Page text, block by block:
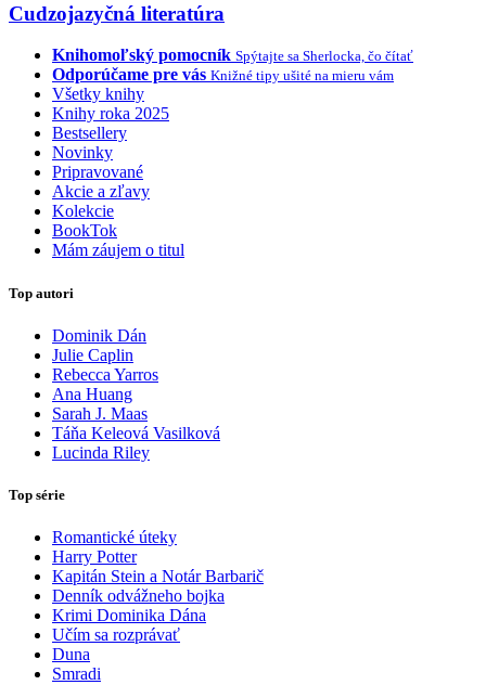
Cudzojazyčná literatúra
Knihomoľský pomocník Spýtajte sa Sherlocka, čo čítať
Odporúčame pre vás Knižné tipy ušité na mieru vám
Všetky knihy
Knihy roka 2025
Bestsellery
Novinky
Pripravované
Akcie a zľavy
Kolekcie
BookTok
Mám záujem o titul
Top autori
Dominik Dán
Julie Caplin
Rebecca Yarros
Ana Huang
Sarah J. Maas
Táňa Keleová Vasilková
Lucinda Riley
Top série
Romantické úteky
Harry Potter
Kapitán Stein a Notár Barbarič
Denník odvážneho bojka
Krimi Dominika Dána
Učím sa rozprávať
Duna
Smradi